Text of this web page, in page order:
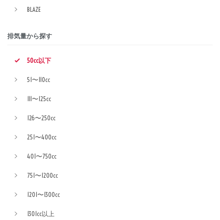
BLAZE
排気量から探す
50cc以下
51〜110cc
111〜125cc
126〜250cc
251〜400cc
401〜750cc
751〜1200cc
1201〜1300cc
1301cc以上